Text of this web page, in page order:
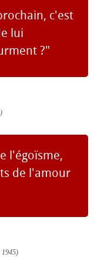
c'est
lui
?"
l'égoïsme,
de l'amour
1945)